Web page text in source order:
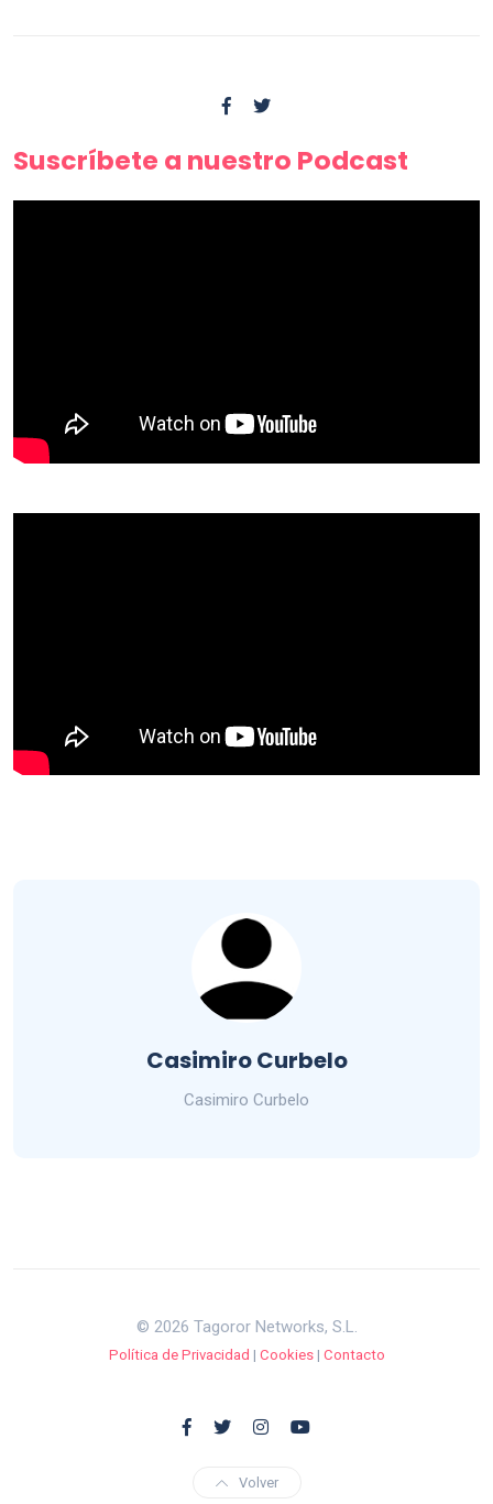
Suscríbete a nuestro Podcast
Casimiro Curbelo
Casimiro Curbelo
© 2026 Tagoror Networks, S.L.
Política de Privacidad | Cookies| Contacto
Volver